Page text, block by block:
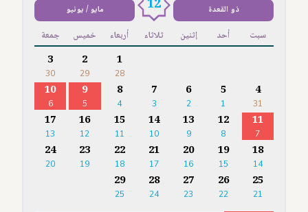
ذو القعدة 12 مايو / يونيو
سبت أحد إثنين ثلاثاء أربعاء خميس جمعة
1
28
2
29
3
30
4
31
5
1
6
2
7
3
8
4
9
5
10
6
11
7
12
8
13
9
14
10
15
11
16
12
17
13
18
14
19
15
20
16
21
17
22
18
23
19
24
20
25
21
26
22
27
23
28
24
29
25